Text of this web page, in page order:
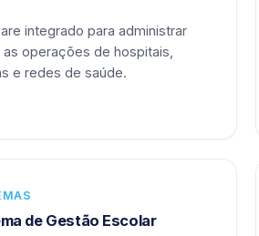
integrado para administrar
operações de hospitais,
e redes de saúde.
de Gestão Escolar